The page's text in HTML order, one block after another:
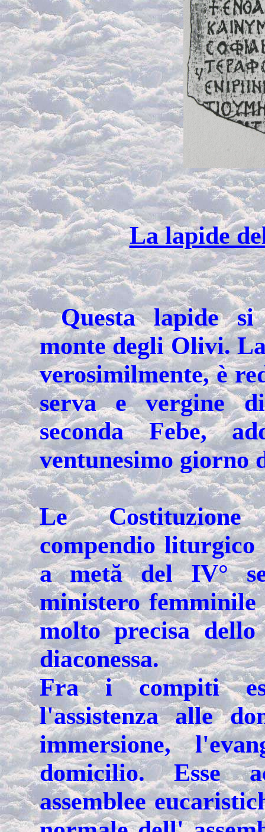
La lapide
Questa lapide
monte degli Olivi.
verosimilmente, è
serva e vergine
seconda Febe,
ventunesimo giorno
Le Costituzione
compendio liturgico
a metă del IV°
ministero
molto precisa
diaconessa.
Fra i compiti
l'assistenza alle
immersione,
domicilio. Esse
assemblee